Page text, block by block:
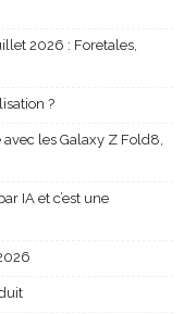
2026 : Foretales,
?
les Galaxy Z Fold8,
IA et c’est une